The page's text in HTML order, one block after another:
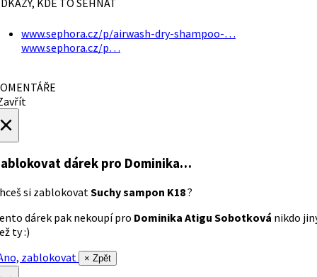
KDE TO SEHNAT
www.sephora.cz/p/airwash-dry-shampoo-…
www.sephora.cz/p…
dárek pro Dominika…
si zablokovatSuchy sampon K18?
dárek pak nekoupí pro Dominika Atigu Sobotková nikdo
ty :)
zablokovat
× Zpět